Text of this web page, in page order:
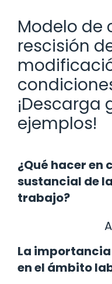
Modelo de
rescisión
¡Descarga
ejemplos!
¿Qué hacer en
sustancial de
trabajo?
La
en el ámbito